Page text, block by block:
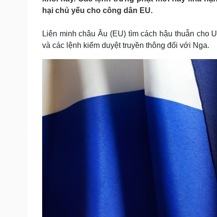
Tin nóng
Tư vấn luật
Việt Nam
Phân tích
Nam khoa
Làm đẹp - giảm cân
Phòng mạch online
Tình yêu - Gia đình
hại chủ yếu cho công dân EU.
Liên minh châu Âu (EU) tìm cách hậu thuẫn cho
và các lệnh kiểm duyệt truyền thông đối với Nga.